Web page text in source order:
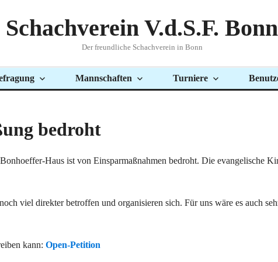
Schachverein V.d.S.F. Bonn
Der freundliche Schachverein in Bonn
Mannschaften Turniere
bedroht
Haus ist von Einsparmaßnahmen bedroht. Die evangelische
viel direkter betroffen und organisieren sich. Für uns wäre es auch
kann: Open-Petition